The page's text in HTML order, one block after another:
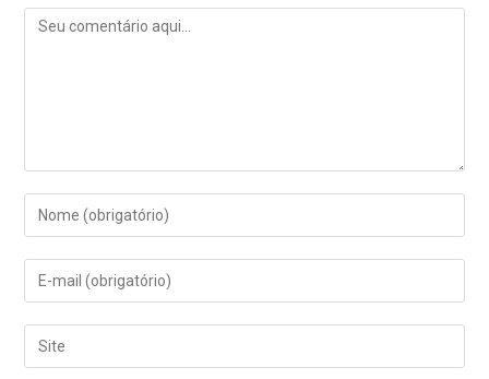
Comentário
Digite
seu
nome
ou
de
usuário
Digite
seu
endereço
de
Digite
o